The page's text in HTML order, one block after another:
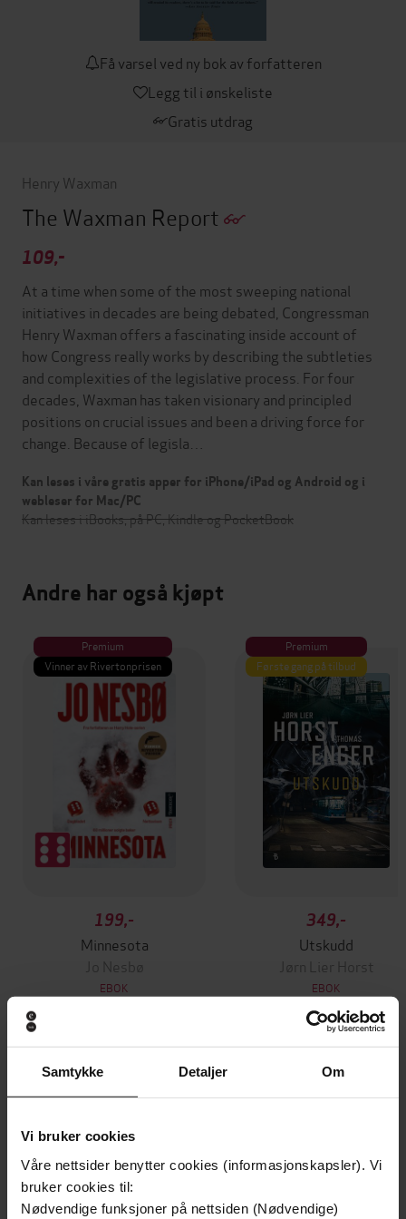
Samtykke Detaljer Om
Vi bruker cookies
Våre nettsider benytter cookies (informasjonskapsler). Vi
bruker cookies til:
Nødvendige funksjoner på nettsiden (Nødvendige)
Få varsel ved ny bok av forfatteren
Legg til i ønskeliste
Gratis utdrag
Henry Waxman
The Waxman Report
109,-
At a time when some of the most sweeping national
initiatives in decades are being debated, Congressman
Henry Waxman offers a fascinating inside account of
how Congress really works by describing the subtleties
and complexities of the legislative process. For four
decades, Waxman has taken visionary and principled
positions on crucial issues and been a driving force for
change. Because of legisla…
Kan leses i våre gratis apper for iPhone/iPad og Android og i
webleser for Mac/PC
Kan leses i iBooks, på PC, Kindle og PocketBook
Andre har også kjøpt
Premium
Vinner av Rivertonprisen
199,-
Minnesota
Jo Nesbø
EBOK
Premium
Første gang på tilbud
349,-
Utskudd
Jørn Lier Horst
EBOK
How Congress Really Works
Forlag Twelve
Utgitt 10.12.2016